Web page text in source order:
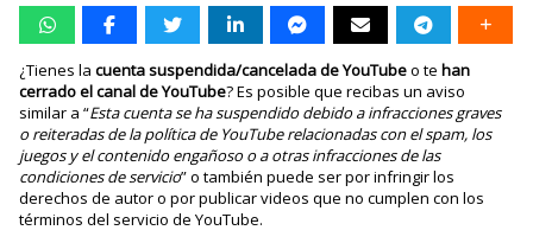
¿Tienes lacuenta suspendida/cancelada de YouTubeo tehan
cerrado el canal de YouTube? Es posible que recibas un aviso
similar a “Esta cuenta se ha suspendido debido a infracciones graves
o reiteradas de la política de YouTube relacionadas con el spam, los
juegos y el contenido engañoso o a otras infracciones de las
condiciones de servicio” o también puede ser por infringir los
derechos de autor o por publicar videos que no cumplen con los
términos del servicio de YouTube.